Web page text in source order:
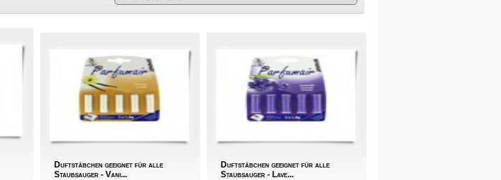
Duftstäbchen geeignet für alle
Staubsauger - Vani...
Duftstäbchen geeignet für alle
Staubsauger - Lave...